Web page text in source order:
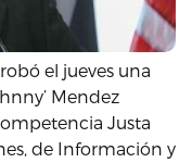
el jueves una
Mendez
Justa
de Información y